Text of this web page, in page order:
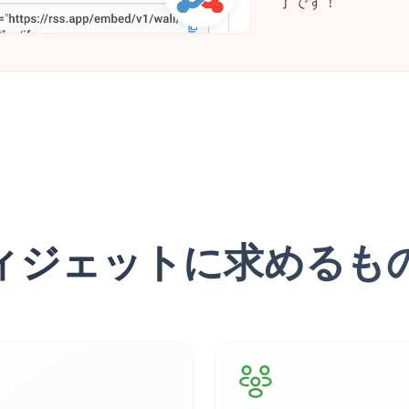
ジェットに求めるも